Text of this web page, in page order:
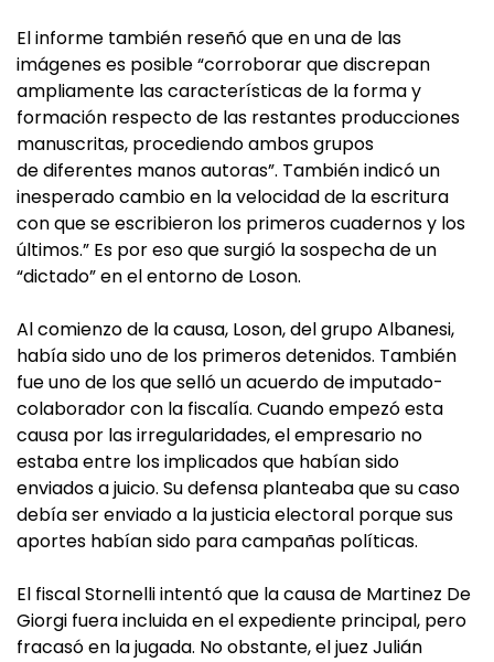
El informe también reseñó que en una de las
imágenes es posible “corroborar que discrepan
ampliamente las características de la forma y
formación respecto de las restantes producciones
manuscritas, procediendo ambos grupos
de diferentes manos autoras”. También indicó un
inesperado cambio en la velocidad de la escritura
con que se escribieron los primeros cuadernos y los
últimos.” Es por eso que surgió la sospecha de un
“dictado” en el entorno de Loson.
Al comienzo de la causa, Loson, del grupo Albanesi,
había sido uno de los primeros detenidos. También
fue uno de los que selló un acuerdo de imputado-
colaborador con la fiscalía. Cuando empezó esta
causa por las irregularidades, el empresario no
estaba entre los implicados que habían sido
enviados a juicio. Su defensa planteaba que su caso
debía ser enviado a la justicia electoral porque sus
aportes habían sido para campañas políticas.
El fiscal Stornelli intentó que la causa de Martinez De
Giorgi fuera incluida en el expediente principal, pero
fracasó en la jugada. No obstante, el juez Julián